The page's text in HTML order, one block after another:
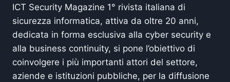
ICT Security Magazine 1° rivista italiana di
sicurezza informatica, attiva da oltre 20 anni,
dedicata in forma esclusiva alla cyber security e
alla business continuity, si pone l’obiettivo di
coinvolgere i più importanti attori del settore,
aziende e istituzioni pubbliche, per la diffusione